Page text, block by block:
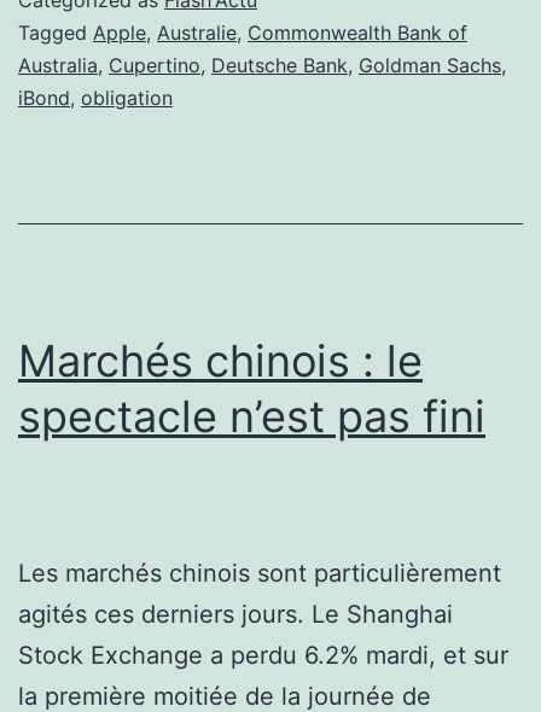
de
l’Australie
Tagged Apple, Australie, Commonwealth Bank of
Australia, Cupertino, Deutsche Bank, Goldman Sachs,
iBond, obligation
Marchés chinois : le
spectacle n’est pas fini
Les marchés chinois sont particulièrement
agités ces derniers jours. Le Shanghai
Stock Exchange a perdu 6.2% mardi, et sur
la première moitiée de la journée de